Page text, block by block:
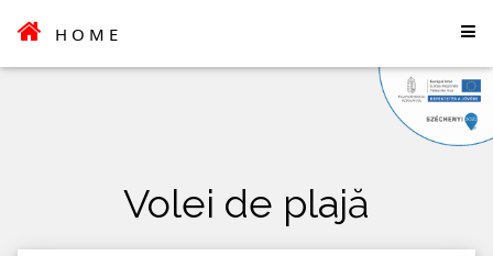
HOME
Volei de plajă